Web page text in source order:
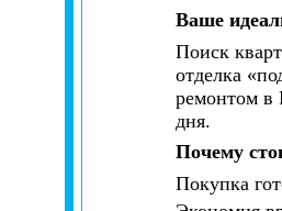
Ваше
Поиск
отделка
ремонтом в
дня.
Почему
Покупка